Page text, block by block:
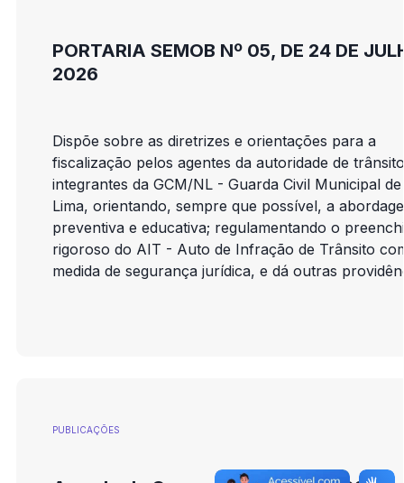
PORTARIA SEMOB Nº 05, DE 24 DE
2026
Dispõe sobre as diretrizes e orientações para a
fiscalização pelos agentes da autoridade de trânsito
integrantes da GCM/NL - Guarda Civil Municipal
Lima, orientando, sempre que possível, a
preventiva e educativa; regulamentando o
rigoroso do AIT - Auto de Infração de Trânsito
medida de segurança jurídica, e dá outras
PUBLICAÇÕES